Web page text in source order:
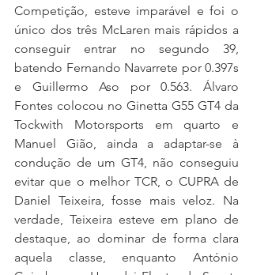
Competição, esteve imparável e foi o
único dos três McLaren mais rápidos a
conseguir entrar no segundo 39,
batendo Fernando Navarrete por 0.397s
e Guillermo Aso por 0.563. Álvaro
Fontes colocou no Ginetta G55 GT4 da
Tockwith Motorsports em quarto e
Manuel Gião, ainda a adaptar-se à
condução de um GT4, não conseguiu
evitar que o melhor TCR, o CUPRA de
Daniel Teixeira, fosse mais veloz. Na
verdade, Teixeira esteve em plano de
destaque, ao dominar de forma clara
aquela classe, enquanto António